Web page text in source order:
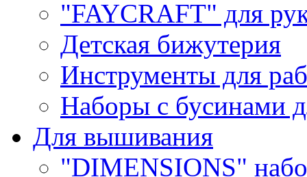
"FAYCRAFT" для
Детская бижутерия
Инструменты для
Наборы с бусинами
Для вышивания
"DIMENSIONS"